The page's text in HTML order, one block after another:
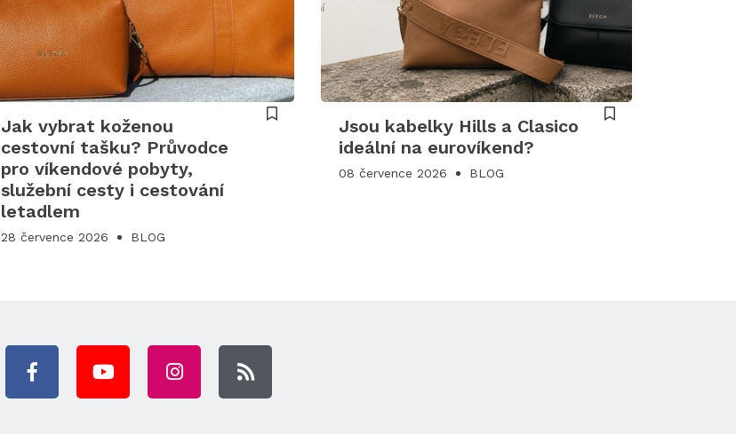
Jak vybrat koženou
cestovní tašku? Průvodce
pro víkendové pobyty,
služební cesty i cestování
letadlem
28 července 2026 BLOG
Jsou kabelky Hills a Clasico
ideální na eurovíkend?
08 července 2026 BLOG